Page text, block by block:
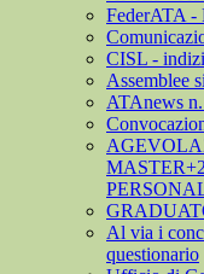
FederATA -
CISL -
Assemblee
ATAnews
Al via i
questionario